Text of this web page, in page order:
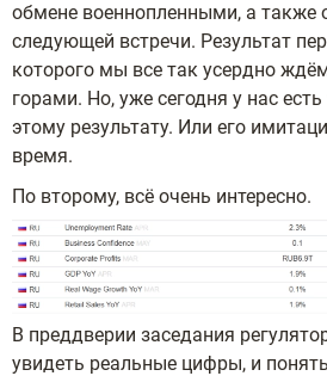
обмене военнопленными, а также
следующей встречи. Результат
которого мы все так усердно
горами. Но, уже сегодня у нас
этому результату. Или его
время.
По второму, всё очень интересно.
В преддверии заседания
увидеть реальные цифры, и